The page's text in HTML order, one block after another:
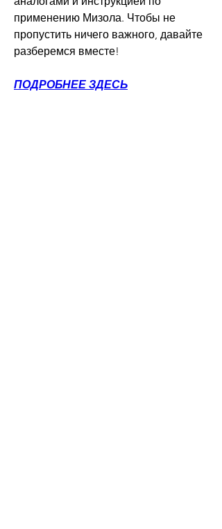
применению Мизола. Чтобы не
пропустить ничего важного, давайте
разберемся вместе!
ПОДРОБНЕЕ ЗДЕСЬ